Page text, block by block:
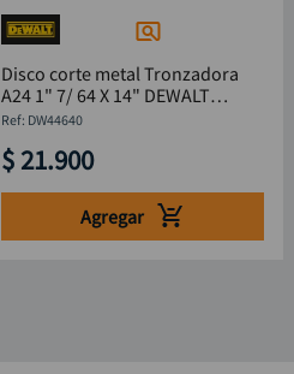
Disco corte metal Tronzadora
A24 1" 7/ 64 X 14" DEWALT
DW44640
: DW44640
$ 21.900
Agregar